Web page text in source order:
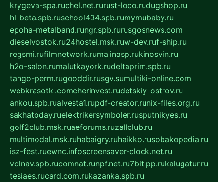
krygeva-spa.ruchel.net.rurust-loco.rudugshop.ru
hl-beta.spb.ruschool494.spb.rumymubaby.ru
epoha-metalband.rungr.spb.rurusgosnews.com
dieselvostok.ru24hostel.msk.ruw-dev.ruf-ship.ru
regsmi.rufilmnetwork.rumalinasp.rukinosvin.ru
h2o-salon.rumalutkayork.rudeltaprim.spb.ru
tango-perm.rugooddir.rusgv.sumultiki-online.com
webkrasotki.comcherinvest.rudetskiy-ostrov.ru
ankou.spb.rualvesta1.rupdf-creator.runix-files.org.ru
sakhatoday.ruelektrikersymboler.rusputnikyes.ru
golf2club.msk.ruaeforums.ruzallclub.ru
multimodal.msk.ruhabaigry.ruhaikko.rusobakopedia.ru
isz-fest.ruewnc.infoscreensaver-clock.net.ru
volnav.spb.rucomnat.runpf.net.ru7bit.pp.rukalugatur.ru
tesiaes.rucard.com.rukazanka.spb.ru